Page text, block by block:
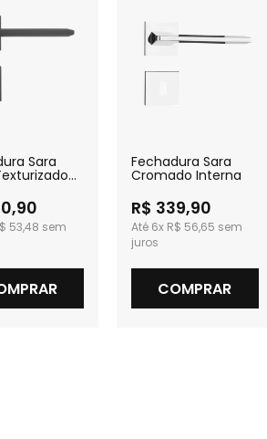
Sara
53,48
Fechadura Sara
Cromado Interna
R$ 339,90
6x R$ 56,65
COMPRAR